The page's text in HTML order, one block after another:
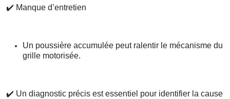
✔️ Manque d’entretien
Un poussière accumulée peut ralentir le mécanisme du
grille motorisée.
✔️ Un diagnostic précis est essentiel pour identifier la cause